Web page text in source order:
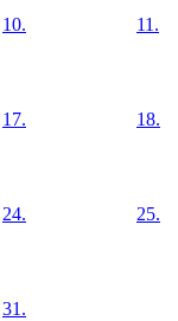
10. 11.
17. 18.
24. 25.
31.